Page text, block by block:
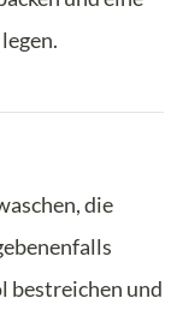
die
bestreichen und